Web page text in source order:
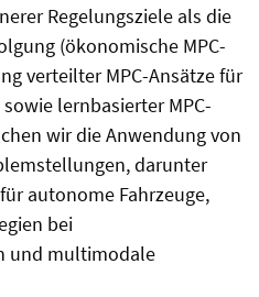
Regelungsziele als die
(ökonomische MPC-
verteilter MPC-Ansätze für
lernbasierter MPC-
wir die Anwendung von
darunter
autonome Fahrzeuge,
bei
und multimodale